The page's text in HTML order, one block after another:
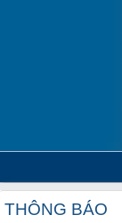
THÔNG BÁO